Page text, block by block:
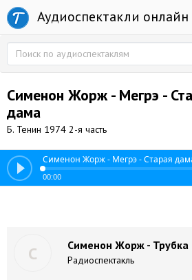
Аудиоспектакли онлайн
Сименон Жорж - Мегрэ -
дама
Б. Тенин 1974 2-я часть
Сименон Жорж - Мегрэ - Старая
00:00
С Сименон Жорж - Трубка
Радиоспектакль